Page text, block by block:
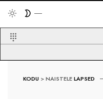
KODU >NAISTELELAPSED